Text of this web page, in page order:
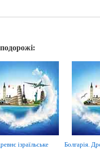
ізраїльське
Болгарія.